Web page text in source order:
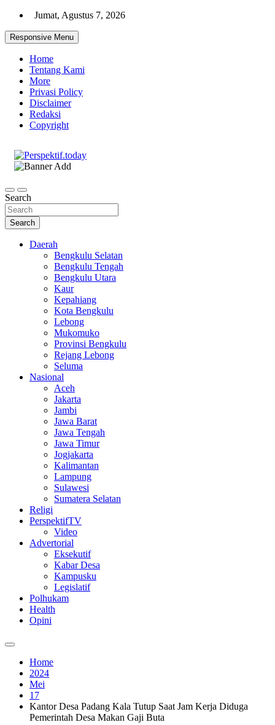
Skip
content
Jumat, Agustus 7, 2026
Responsive Menu
Home
Tentang Kami
More
Privasi Policy
Disclaimer
Redaksi
Copyright
Search
Search
Daerah
Bengkulu Selatan
Bengkulu Tengah
Bengkulu Utara
Kaur
Kepahiang
Kota Bengkulu
Lebong
Mukomuko
Provinsi Bengkulu
Rejang Lebong
Seluma
Nasional
Aceh
Jakarta
Jambi
Jawa Barat
Jawa Tengah
Jawa Timur
Jogjakarta
Kalimantan
Lampung
Sulawesi
Sumatera Selatan
Religi
PerspektifTV
Video
Advertorial
Eksekutif
Kabar Desa
Kampusku
Legislatif
Polhukam
Health
Opini
Home
2024
Mei
17
Kantor Desa Padang Kala Tutup Saat Jam Kerja Diduga
Pemerintah Desa Makan Gaji Buta